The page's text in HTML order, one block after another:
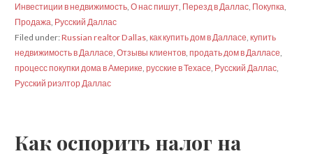
Инвестиции в недвижимость, О нас пишут, Перезд в Даллас, Покупка
Продажа Русский Даллас
Filed under:Russian realtor Dallas, как купить дом в Далласе купить
недвижимость в Далласе Отзывы клиентов, продать дом в Далласе
процесс покупки дома в Америке русские в Техасе Русский Даллас,
Русский риэлтор Даллас
Как оспорить налог на